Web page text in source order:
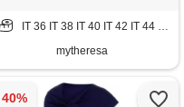
IT 36 IT 38 IT 40 IT 42 IT 44 IT 52
mytheresa